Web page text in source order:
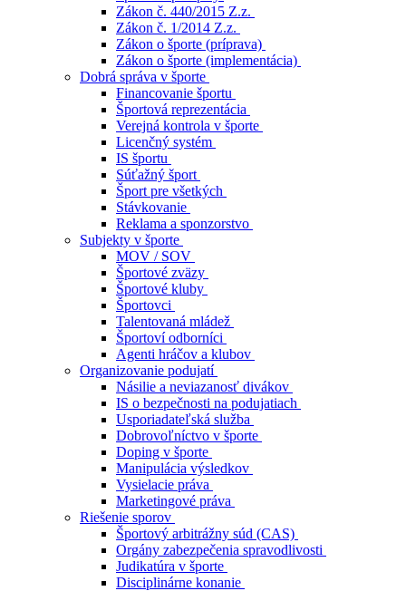
Zákon č. 440/2015 Z.z.
Zákon č. 1/2014 Z.z.
Zákon o športe (príprava)
Zákon o športe (implementácia)
Dobrá správa v športe
Financovanie športu
Športová reprezentácia
Verejná kontrola v športe
Licenčný systém
IS športu
Súťažný šport
Šport pre všetkých
Stávkovanie
Reklama a sponzorstvo
Subjekty v športe
MOV / SOV
Športové zväzy
Športové kluby
Športovci
Talentovaná mládež
Športoví odborníci
Agenti hráčov a klubov
Organizovanie podujatí
Násilie a neviazanosť divákov
IS o bezpečnosti na podujatiach
Usporiadateľská služba
Dobrovoľníctvo v športe
Doping v športe
Manipulácia výsledkov
Vysielacie práva
Marketingové práva
Riešenie sporov
Športový arbitrážny súd (CAS)
Orgány zabezpečenia spravodlivosti
Judikatúra v športe
Disciplinárne konanie